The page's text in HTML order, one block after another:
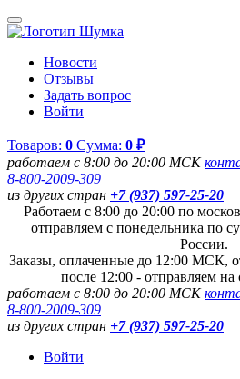
Новости
Отзывы
Задать вопрос
Войти
Товаров: 0 Сумма: 0 ₽
работаем с 8:00 до 20:00 МСК
8-800-2009-309
из других стран +7 (937) 597-25-20
Работаем с 8:00 до 20:00 по
отправляем с понедельника по
России.
Заказы, оплаченные до 12:00 МСК,
после 12:00 - отправляем
работаем с 8:00 до 20:00 МСК
8-800-2009-309
из других стран +7 (937) 597-25-20
Войти